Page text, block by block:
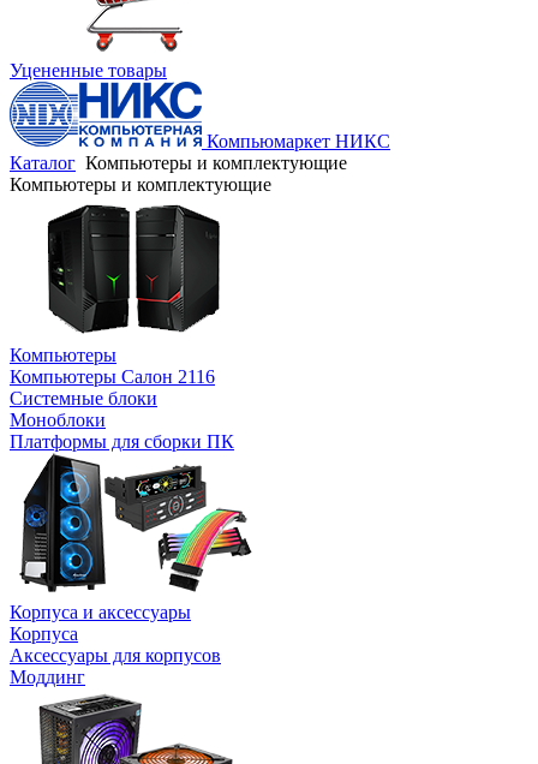
Уцененные товары
Компьюмаркет НИКС
Каталог Компьютеры и комплектующие
Компьютеры и комплектующие
Компьютеры
Компьютеры Салон 2116
Системные блоки
Моноблоки
Платформы для сборки ПК
Корпуса и аксессуары
Корпуса
Аксессуары для корпусов
Моддинг